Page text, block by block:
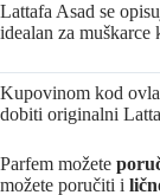
Lattafa Asad se
idealan za
Kupovinom kod
dobiti originalni
Parfem možete
možete poručiti i